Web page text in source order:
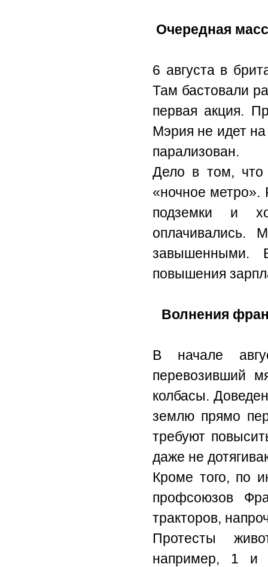
Очередная
6 августа в
Там бастовали
первая акция.
Мэрия не идет на
парализован.
Дело в том, что
«ночное метро».
подземки и
оплачивались.
завышенными.
повышения
Волнения
В начале
перевозивший
колбасы.
землю прямо
требуют
даже не
Кроме того, по
профсоюзов
тракторов,
Протесты
например, 1 и